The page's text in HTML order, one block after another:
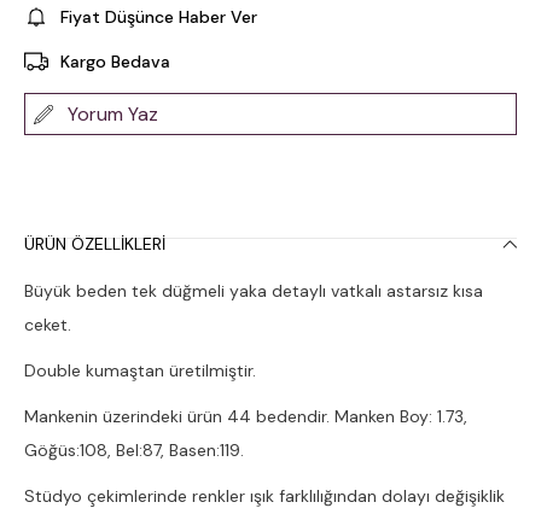
Fiyat Düşünce Haber Ver
Kargo Bedava
Yorum Yaz
ÜRÜN ÖZELLIKLERI
Büyük beden tek düğmeli yaka detaylı vatkalı astarsız kısa
ceket.
Double kumaştan üretilmiştir.
Mankenin üzerindeki ürün 44 bedendir. Manken Boy: 1.73,
Göğüs:108, Bel:87, Basen:119.
Stüdyo çekimlerinde renkler ışık farklılığından dolayı değişiklik